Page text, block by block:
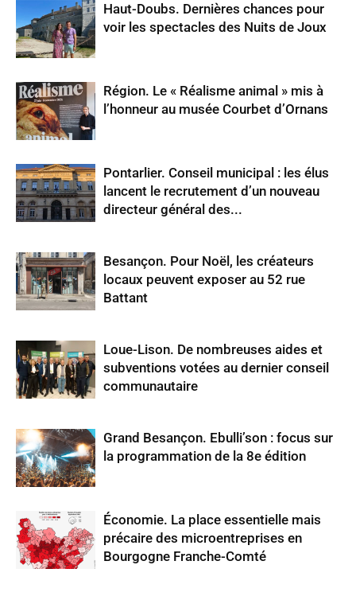
Haut-Doubs. Dernières chances pour
voir les spectacles des Nuits de Joux
Région. Le « Réalisme animal » mis à
l’honneur au musée Courbet d’Ornans
Pontarlier. Conseil municipal : les élus
lancent le recrutement d’un nouveau
directeur général des...
Besançon. Pour Noël, les créateurs
locaux peuvent exposer au 52 rue
Battant
Loue-Lison. De nombreuses aides et
subventions votées au dernier conseil
communautaire
Grand Besançon. Ebulli’son : focus sur
la programmation de la 8e édition
Économie. La place essentielle mais
précaire des microentreprises en
Bourgogne Franche-Comté